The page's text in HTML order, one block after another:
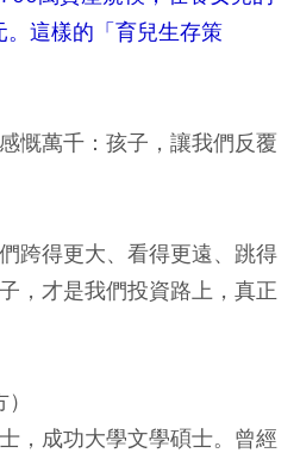
這樣的「育兒生存策
慨萬千：孩子，讓我們反覆
跨得更大、看得更遠、跳得
，才是我們投資路上，真正
，成功大學文學碩士。曾經